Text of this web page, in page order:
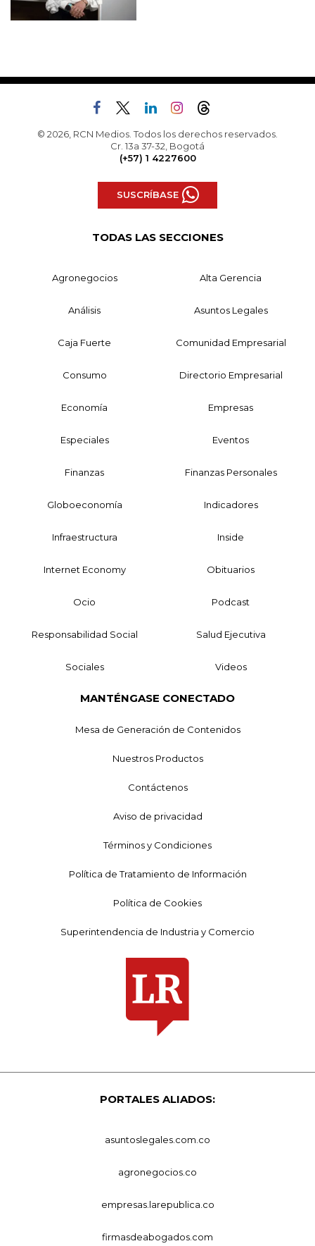
© 2026, RCN Medios. Todos los derechos reservados.
Cr. 13a 37-32, Bogotá
(+57) 1 4227600
SUSCRÍBASE
TODAS LAS SECCIONES
Agronegocios Alta Gerencia
Análisis Asuntos Legales
Caja Fuerte Comunidad Empresarial
Consumo Directorio Empresarial
Economía Empresas
Especiales Eventos
Finanzas Finanzas Personales
Globoeconomía Indicadores
Infraestructura Inside
Internet Economy Obituarios
Ocio Podcast
Responsabilidad Social Salud Ejecutiva
Sociales Videos
MANTÉNGASE CONECTADO
Mesa de Generación de Contenidos
Nuestros Productos
Contáctenos
Aviso de privacidad
Términos y Condiciones
Política de Tratamiento de Información
Política de Cookies
Superintendencia de Industria y Comercio
PORTALES ALIADOS:
asuntoslegales.com.co
agronegocios.co
empresas.larepublica.co
firmasdeabogados.com